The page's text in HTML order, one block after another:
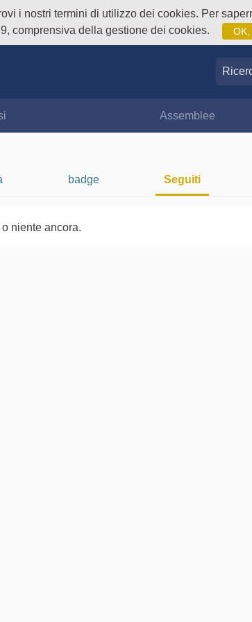
i nostri termini di utilizzo dei cookies. Per
comprensiva della gestione dei cookies.
Ricerca
Assemblee
badge Seguiti
niente ancora.